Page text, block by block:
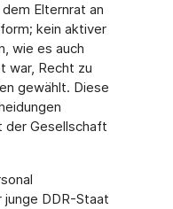
Elternrat an
kein aktiver
wie es auch
war, Recht zu
gewählt. Diese
der Gesellschaft
DDR-Staat